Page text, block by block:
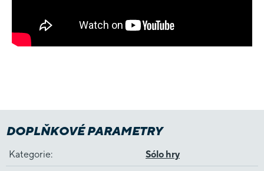
DOPLŇKOVÉ PARAMETRY
Kategorie: Sólo hry